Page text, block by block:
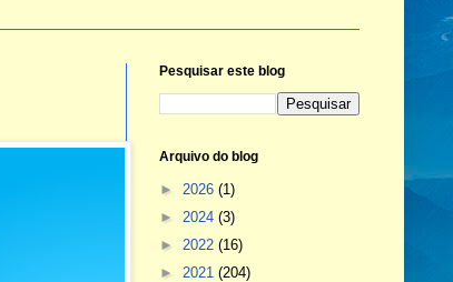
Pesquisar este blog
Arquivo do blog
► 2026 (1)
► 2024 (3)
► 2022 (16)
► 2021 (204)